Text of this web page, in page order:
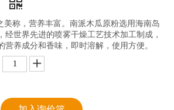
美称，营养丰富。南派木瓜原粉选用海南岛
经世界先进的喷雾干燥工艺技术加工制成，
营养成分和香味，即时溶解，使用方便。